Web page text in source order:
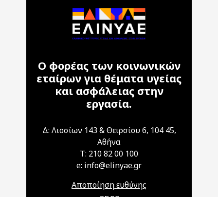
Ο φορέας των κοινωνικών
εταίρων για θέματα υγείας
και ασφάλειας στην
εργασία.
Δ: Λιοσίων 143 & Θειρσίου 6, 104 45,
Αθήνα
T: 210 82 00 100
e: info@elinyae.gr
Αποποίηση ευθύνης